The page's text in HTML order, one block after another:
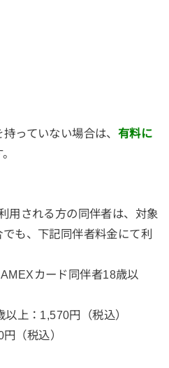
っていない場合は、 有料に
用される方の同伴者は、対象
も、下記同伴者料金にて利
カード同伴者18歳以
上：1,570円（税込）
（税込）